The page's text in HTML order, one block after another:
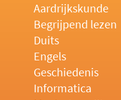
Aardrijkskunde
Begrijpend lezen
Duits
Engels
Geschiedenis
Informatica